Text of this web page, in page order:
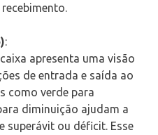
:
apresenta uma visão
de entrada e saída ao
como verde para
diminuição ajudam a
superávit ou déficit. Esse